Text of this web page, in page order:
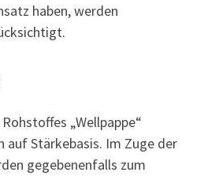
haben, werden
„Wellpappe“
auf Stärkebasis. Im Zuge der
gegebenenfalls zum